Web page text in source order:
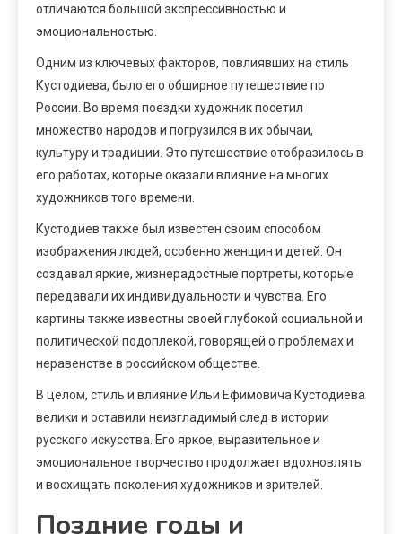
отличаются большой экспрессивностью и
эмоциональностью.
Одним из ключевых факторов, повлиявших на стиль
Кустодиева, было его обширное путешествие по
России. Во время поездки художник посетил
множество народов и погрузился в их обычаи,
культуру и традиции. Это путешествие отобразилось в
его работах, которые оказали влияние на многих
художников того времени.
Кустодиев также был известен своим способом
изображения людей, особенно женщин и детей. Он
создавал яркие, жизнерадостные портреты, которые
передавали их индивидуальности и чувства. Его
картины также известны своей глубокой социальной и
политической подоплекой, говорящей о проблемах и
неравенстве в российском обществе.
В целом, стиль и влияние Ильи Ефимовича Кустодиева
велики и оставили неизгладимый след в истории
русского искусства. Его яркое, выразительное и
эмоциональное творчество продолжает вдохновлять
и восхищать поколения художников и зрителей.
Поздние годы и